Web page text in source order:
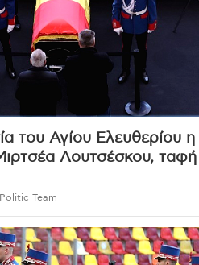
του Αγίου Ελευθερίου η
Λουτσέσκου, ταφή
Politic Team